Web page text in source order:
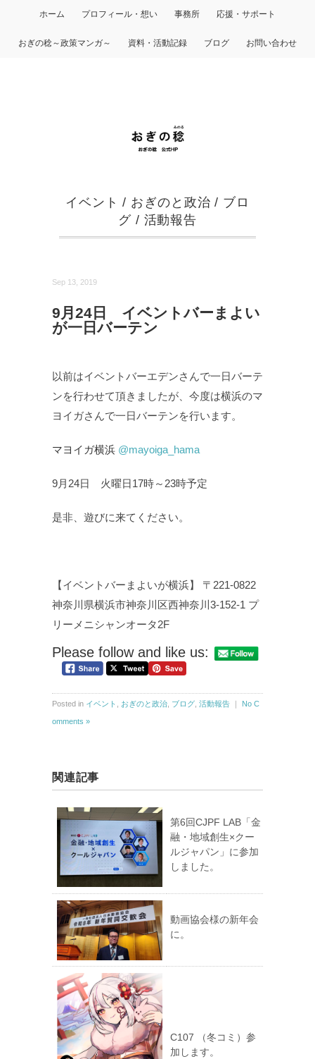
ホーム プロフィール・想い 事務所 応援・サポート
おぎの稔～政策マンガ～ 資料・活動記録 ブログ お問い合わせ
イベント / おぎのと政治 / ブロ
グ/ 活動報告
Sep 13, 2019
9月24日 イベントバーまよい
が一日バーテン
以前はイベントバーエデンさんで一日バーテ
ンを行わせて頂きましたが、今度は横浜のマ
ヨイガさんで一日バーテンを行います。
マヨイガ横浜 @mayoiga_hama
9月24日 火曜日17時～23時予定
是非、遊びに来てください。
【イベントバーまよいが横浜】 〒221-0822
神奈川県横浜市神奈川区西神奈川3-152-1 プ
リーメニシャンオータ2F
Please follow and like us:
Posted in イベント おぎのと政治 ブログ 活動報告 ｜ No C
omments »
関連記事
第6回CJPF LAB「金
融・地域創生×クー
ルジャパン」に参加
しました。
動画協会様の新年会
に。
C107 （冬コミ）参
加します。